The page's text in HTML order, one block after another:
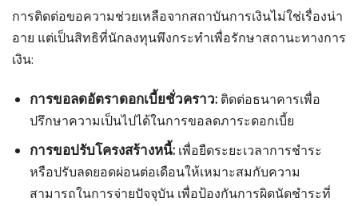
การติดต่อขอความช่วยเหลือจากสถาบันการเงินไม่ใช่เรื่องน่า
อาย แต่เป็นสิทธิที่นักลงทุนพึงกระทำเพื่อรักษาสถานะทางการ
เงิน:
การขอลดอัตราดอกเบี้ยชั่วคราว: ติดต่อธนาคารเพื่อ
ปรึกษาความเป็นไปได้ในการขอลดภาระดอกเบี้ย
การขอปรับโครงสร้างหนี้: เพื่อยืดระยะเวลาการชำระ
หรือปรับลดยอดผ่อนต่อเดือนให้เหมาะสมกับความ
สามารถในการจ่ายปัจจุบัน เพื่อป้องกันการผิดนัดชำระที่